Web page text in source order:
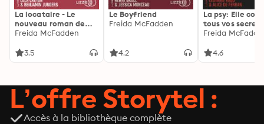
La locataire - Le
nouveau roman de
l'autrice de La femme
Freida McFadden
3.5
Le Boyfriend
Freida McFadden
4.2
La psy: Elle
tous vos
découvrez les
Freida
4.6
L’offre Storytel :
Accès à la bibliothèque complète